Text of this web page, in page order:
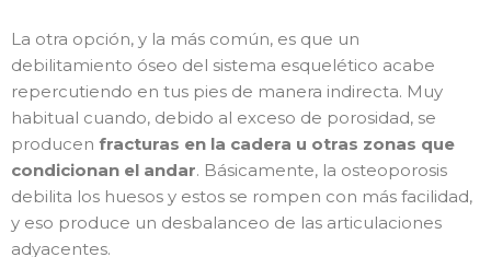
La otra opción, y la más común, es que un
debilitamiento óseo del sistema esquelético acabe
repercutiendo en tus pies de manera indirecta. Muy
habitual cuando, debido al exceso de porosidad, se
producen fracturas en la cadera u otras zonas que
condicionan el andar. Básicamente, la osteoporosis
debilita los huesos y estos se rompen con más facilidad,
y eso produce un desbalanceo de las articulaciones
adyacentes.